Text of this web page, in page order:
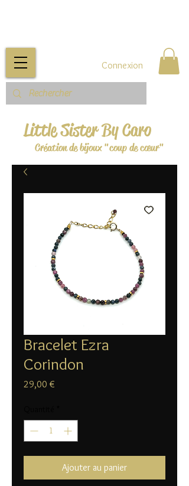
Little Sister By Caro
Création de bijoux "coup de cœur"
Connexion
Bracelet Ezra
Corindon
29,00 €
Ajouter au panier